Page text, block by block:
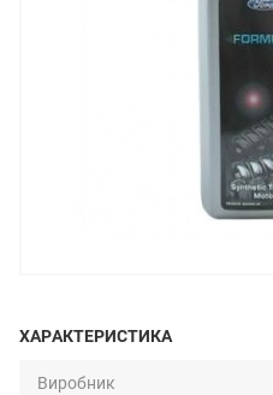
ХАРАКТЕРИСТИКА
Виробник